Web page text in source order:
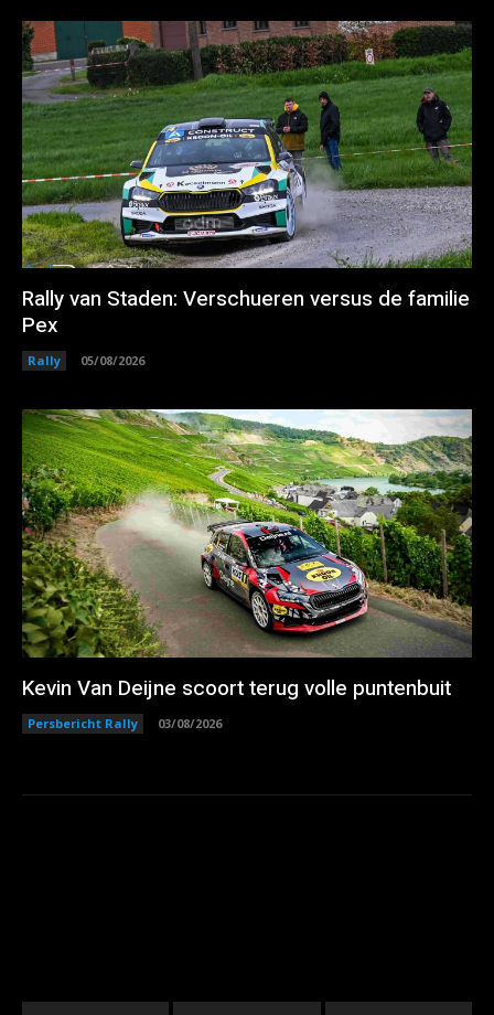
Rally van Staden: Verschueren versus de familie
Pex
Rally 05/08/2026
Kevin Van Deijne scoort terug volle puntenbuit
Persbericht Rally 03/08/2026